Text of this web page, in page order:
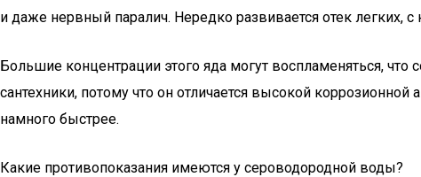
и даже нервный паралич. Нередко развивается отек
Большие концентрации этого яда могут воспламеняться,
сантехники, потому что он отличается высокой
намного быстрее.
Какие противопоказания имеются у сероводородной воды?